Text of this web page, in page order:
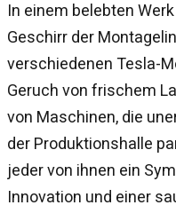
In einem belebten
Geschirr der
verschiedenen Tesla-
Geruch von frischem
von Maschinen, die
der Produktionshalle
jeder von ihnen ein
Innovation und einer